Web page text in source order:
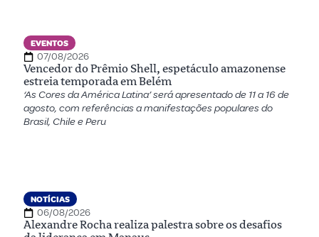
EVENTOS
07/08/2026
Vencedor do Prêmio Shell, espetáculo amazonense
estreia temporada em Belém
‘As Cores da América Latina’ será apresentado de 11 a 16 de
agosto, com referências a manifestações populares do
Brasil, Chile e Peru
NOTÍCIAS
06/08/2026
Alexandre Rocha realiza palestra sobre os desafios